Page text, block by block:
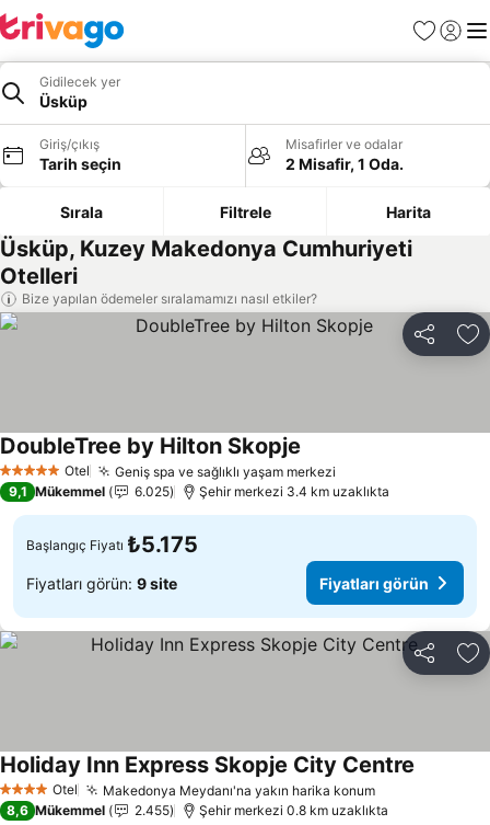
Favoriler
Giriş
Gidilecek yer
Üsküp
Giriş/çıkış
Tarih seçin
Misafirler ve odalar
2 Misafir, 1 Oda.
Sırala Filtrele Harita
Üsküp, Kuzey Makedonya Cumhuriyeti
Otelleri
Bize yapılan ödemeler sıralamamızı nasıl etkiler?
Paylaş
5 Yıldız Otel Geniş spa ve sağlıklı yaşam merkezi
DoubleTree by Hilton Skopje
9,1 Mükemmel 6.025 Şehir merkezi 3.4 km uzaklıkta
Başlangıç Fiyatı ₺5.175
Fiyatları görün: 9 site Fiyatları görün
Paylaş
4 Yıldız Otel Makedonya Meydanı'na yakın harika konumFiyatları
Holiday Inn Express Skopje City Centre
8,6 Mükemmel 2.455 Şehir merkezi 0.8 km uzaklıkta